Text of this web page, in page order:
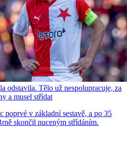
odstavila. Tělo už nespolupracuje, za
a musel střídat
poprvé v základní sestavě, a po 35
skončil nuceným střídáním.